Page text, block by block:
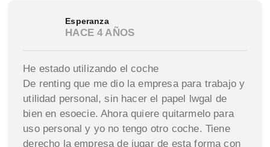
Esperanza
HACE 4 AÑOS
He estado utilizando el coche
De renting que me dio la empresa para trabajo y
utilidad personal, sin hacer el papel lwgal de
bien en esoecie. Ahora quiere quitarmelo para
uso personal y yo no tengo otro coche. Tiene
derecho la empresa de jugar de esta forma con